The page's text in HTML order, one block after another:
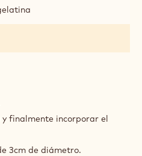
finalmente incorporar el
3cm de diámetro.